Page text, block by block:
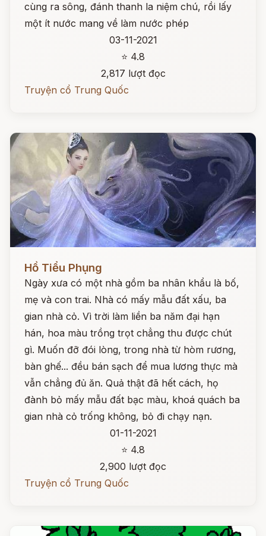
cùng ra sông, đánh thanh la niệm chú, rồi lấy
một ít nước mang về làm nước phép
03-11-2021
⭐ 4.8
2,817 lượt đọc
Truyện cổ Trung Quốc
Đọc ngay
Hồ Tiểu Phụng
Ngày xưa có một nhà gồm ba nhân khẩu là bố,
mẹ và con trai. Nhà có mấy mẫu đất xấu, ba
gian nhà cỏ. Vì trời làm liền ba năm đại hạn
hán, hoa màu trồng trọt chẳng thu được chút
gì. Muốn đỡ đói lòng, trong nhà từ hòm rương,
bàn ghế... đều bán sạch để mua lương thực mà
vẫn chẳng đủ ăn. Quả thật đã hết cách, họ
đành bỏ mấy mẫu đất bạc màu, khoá quách ba
gian nhà cỏ trống không, bỏ đi chạy nạn.
01-11-2021
⭐ 4.8
2,900 lượt đọc
Truyện cổ Trung Quốc